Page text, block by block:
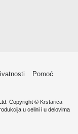
Pomoć
Copyright © Krstarica
u celini i u delovima